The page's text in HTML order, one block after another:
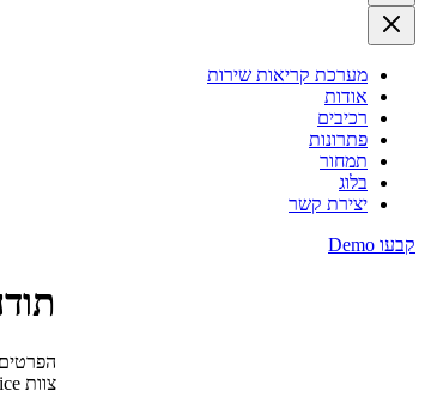
מערכת קריאות שירות
אודות
רכיבים
פתרונות
תמחור
בלוג
יצירת קשר
קבעו Demo
צוות